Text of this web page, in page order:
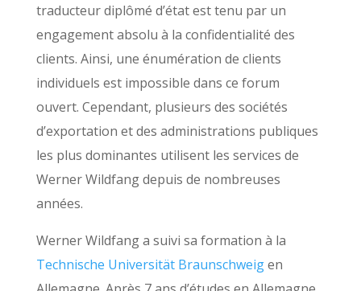
traducteur diplômé d’état est tenu par un
engagement absolu à la confidentialité des
clients. Ainsi, une énumération de clients
individuels est impossible dans ce forum
ouvert. Cependant, plusieurs des sociétés
d’exportation et des administrations publiques
les plus dominantes utilisent les services de
Werner Wildfang depuis de nombreuses
années.
Werner Wildfang a suivi sa formation à la
Technische Universität Braunschweigen